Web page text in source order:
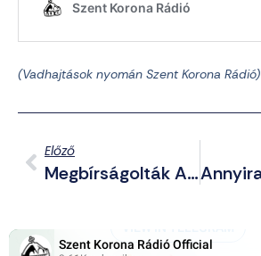
(Vadhajtások nyomán Szent Korona Rádió)
Előző
Megbírságolták A Hadházy-Féle, Ferences Papra Támadó Gumizebrás Csürhét